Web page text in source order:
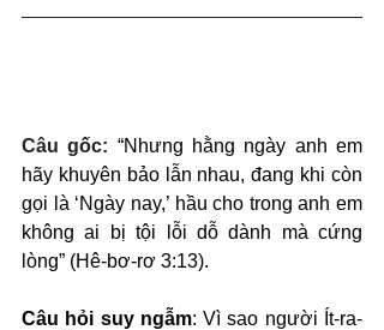
Câu gốc: “Nhưng hằng ngày anh em
hãy khuyên bảo lẫn nhau, đang khi còn
gọi là ‘Ngày nay,’ hầu cho trong anh em
không ai bị tội lỗi dỗ dành mà cứng
lòng” (Hê-bơ-rơ 3:13).
Câu hỏi suy ngẫm: Vì sao người Ít-ra-